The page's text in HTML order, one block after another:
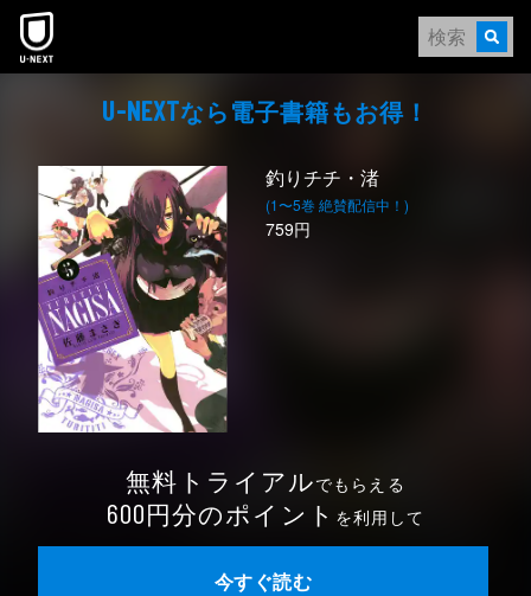
本文へスキップ
U-NEXTなら電⼦書籍もお得！
釣りチチ・渚
(1〜5巻 絶賛配信中！)
759円
無料トライアルでもらえる
600円分のポイント を利用して
今すぐ読む